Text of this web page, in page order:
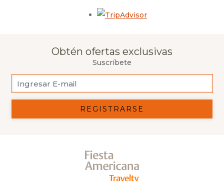
Obtén ofertas exclusivas
Suscríbete
REGISTRARSE